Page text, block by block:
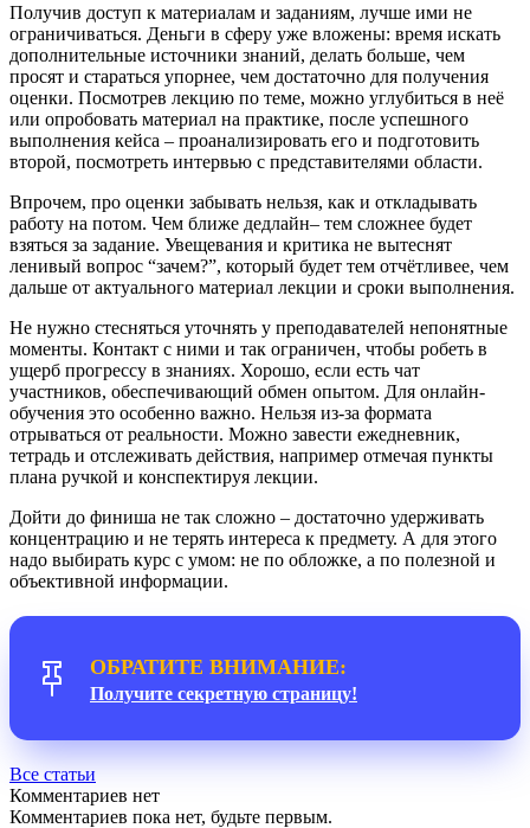
Получив доступ к материалам и заданиям, лучше ими не
ограничиваться. Деньги в сферу уже вложены: время искать
дополнительные источники знаний, делать больше, чем
просят и стараться упорнее, чем достаточно для получения
оценки. Посмотрев лекцию по теме, можно углубиться в неё
или опробовать материал на практике, после успешного
выполнения кейса – проанализировать его и подготовить
второй, посмотреть интервью с представителями области.
Впрочем, про оценки забывать нельзя, как и откладывать
работу на потом. Чем ближе дедлайн– тем сложнее будет
взяться за задание. Увещевания и критика не вытеснят
ленивый вопрос “зачем?”, который будет тем отчётливее, чем
дальше от актуального материал лекции и сроки выполнения.
Не нужно стесняться уточнять у преподавателей непонятные
моменты. Контакт с ними и так ограничен, чтобы робеть в
ущерб прогрессу в знаниях. Хорошо, если есть чат
участников, обеспечивающий обмен опытом. Для онлайн-
обучения это особенно важно. Нельзя из-за формата
отрываться от реальности. Можно завести ежедневник,
тетрадь и отслеживать действия, например отмечая пункты
плана ручкой и конспектируя лекции.
Дойти до финиша не так сложно – достаточно удерживать
концентрацию и не терять интереса к предмету. А для этого
надо выбирать курс с умом: не по обложке, а по полезной и
объективной информации.
ОБРАТИТЕ ВНИМАНИЕ:
Получите секретную страницу!
Все статьи
Комментариев нет
Комментариев пока нет, будьте первым.